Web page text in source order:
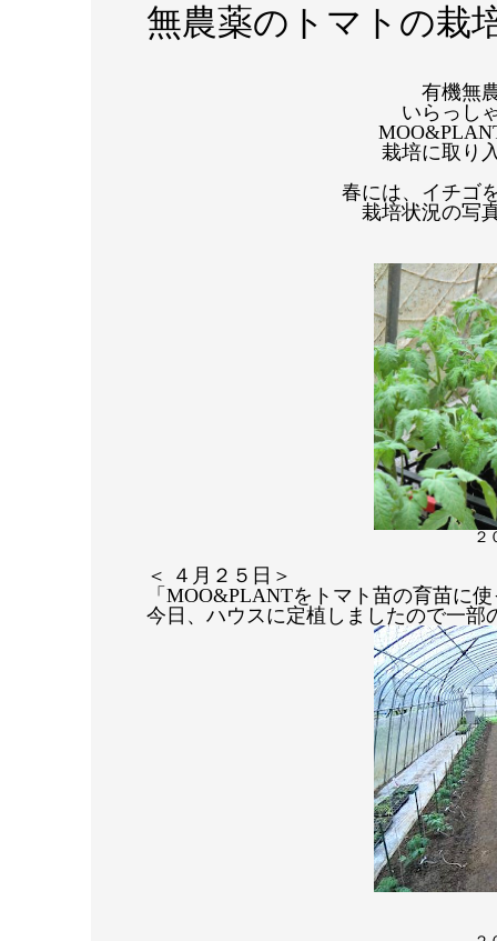
無農薬のトマトの栽
有機無
いらっし
栽培に取り
春には、イチゴ
栽培状況の写
２
＜ ４月２５日＞
「MOO&PLANTをトマト苗の育苗に
今日、ハウスに定植しましたので一部